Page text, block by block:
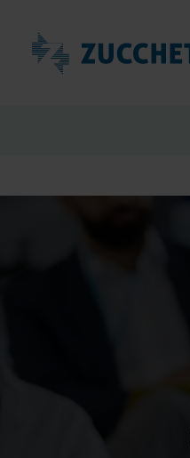
Zucchetti Healthcare